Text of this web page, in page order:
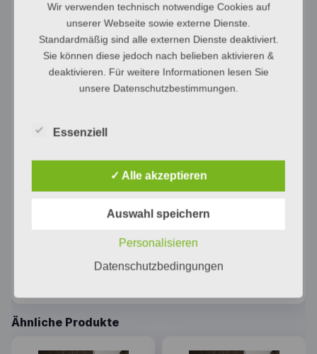
Ähnliche Produkte
Wir verwenden technisch notwendige Cookies auf
unserer Webseite sowie externe Dienste.
Standardmäßig sind alle externen Dienste deaktiviert.
Sie können diese jedoch nach belieben aktivieren &
deaktivieren. Für weitere Informationen lesen Sie
unsere Datenschutzbestimmungen.
Essenziell
✓ Alle akzeptieren
Auswahl speichern
Personalisieren
Datenschutzbedingungen